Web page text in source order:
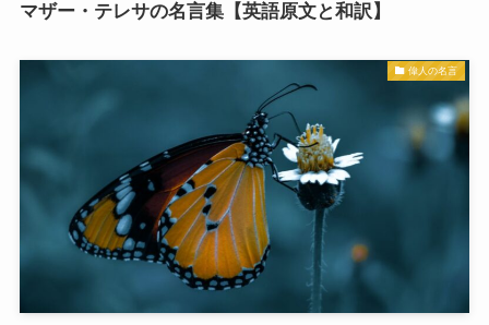
マザー・テレサの名言集【英語原文と和訳】
偉人の名言